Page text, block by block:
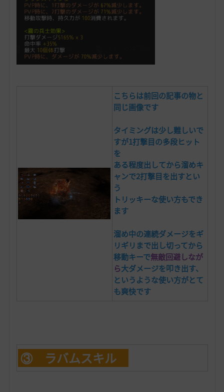
こちらは前回の記事の物と
同じ画像です
タイミングは少し難しいで
すが1打撃目の多段ヒット
を
ある程度出してから溜めキ
ャンで2打撃目を出すとい
う
トリッキーな使い方もでき
ます
溜め中の連続ダメージをギ
リギリまで出し切ってから
移動キーで無敵回避しなが
ら大ダメージを叩き出す、
というような使い方がとて
も爽快です
③ ラバムスキル